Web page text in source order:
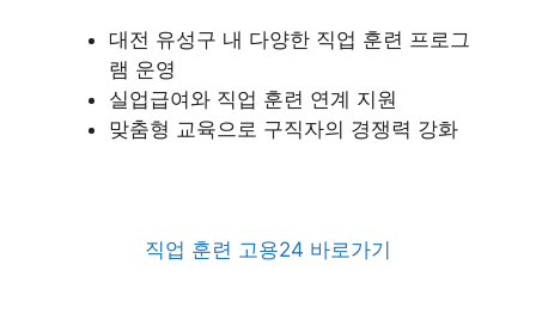
대전 유성구 내 다양한 직업 훈련 프로그
램 운영
실업급여와 직업 훈련 연계 지원
맞춤형 교육으로 구직자의 경쟁력 강화
직업 훈련 고용24 바로가기